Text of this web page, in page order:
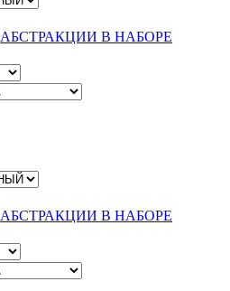
АБСТРАКЦИИ В НАБОРЕ
АБСТРАКЦИИ В НАБОРЕ